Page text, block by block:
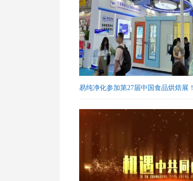
易纯净化参加第27届中国食品烘焙展！